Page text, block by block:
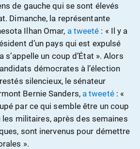
de gauche qui se sont élevés
Dimanche, la représentante
Ilhan Omar, a tweeté : « Il y a
d’un pays qui est expulsé
s’appelle un coup d’État ». Alors
démocrates à l’élection
silencieux, le sénateur
Bernie Sanders, a tweeté: «
par ce qui semble être un coup
les militaires, après des semaines
sont inervenus pour démettre
».